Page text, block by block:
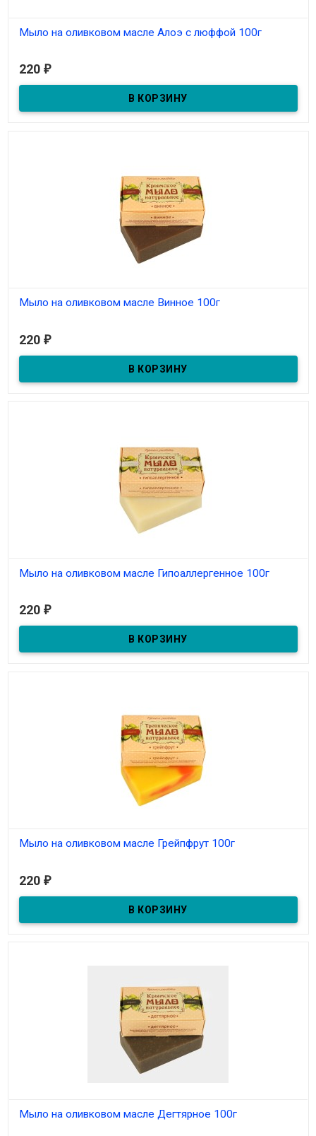
Мыло на оливковом масле Алоэ с люффой 100г
220 ₽
Мыло на оливковом масле Винное 100г
220 ₽
Мыло на оливковом масле Гипоаллергенное 100г
220 ₽
Мыло на оливковом масле Грейпфрут 100г
220 ₽
Мыло на оливковом масле Дегтярное 100г